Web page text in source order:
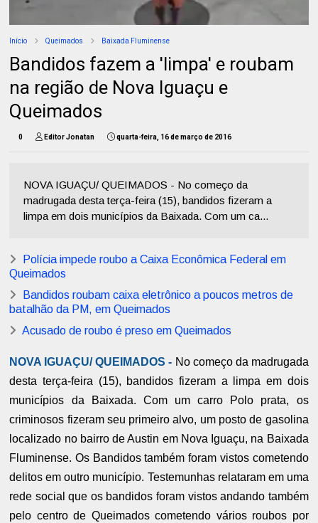
Início Queimados Baixada Fluminense
Bandidos fazem a 'limpa' e roubam
na região de Nova Iguaçu e
Queimados
0 Editor Jonatan quarta-feira, 16 de março de 2016
NOVA IGUAÇU/ QUEIMADOS - No começo da
madrugada desta terça-feira (15), bandidos fizeram a
limpa em dois municípios da Baixada. Com um ca...
Polícia impede roubo a Caixa Econômica Federal em
Queimados
Bandidos roubam caixa eletrônico a poucos metros de
batalhão da PM, em Queimados
Acusado de roubo é preso em Queimados
NOVA IGUAÇU/ QUEIMADOS - No começo da madrugada
desta terça-feira (15), bandidos fizeram a limpa em dois
municípios da Baixada. Com um carro Polo prata, os
criminosos fizeram seu primeiro alvo, um posto de gasolina
localizado no bairro de Austin em Nova Iguaçu, na Baixada
Fluminense. Os Bandidos também foram vistos cometendo
delitos em outro município. Testemunhas relataram em uma
rede social que os bandidos foram vistos andando também
pelo centro de Queimados cometendo vários roubos por